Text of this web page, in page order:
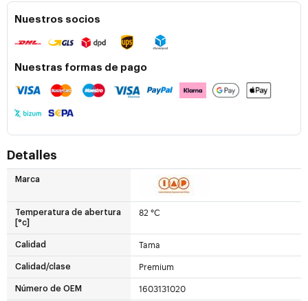
Nuestros socios
Nuestras formas de pago
Detalles
Marca
Temperatura de abertura
[°c]
82 °C
Calidad Tama
Calidad/clase Premium
Número de OEM 1603131020